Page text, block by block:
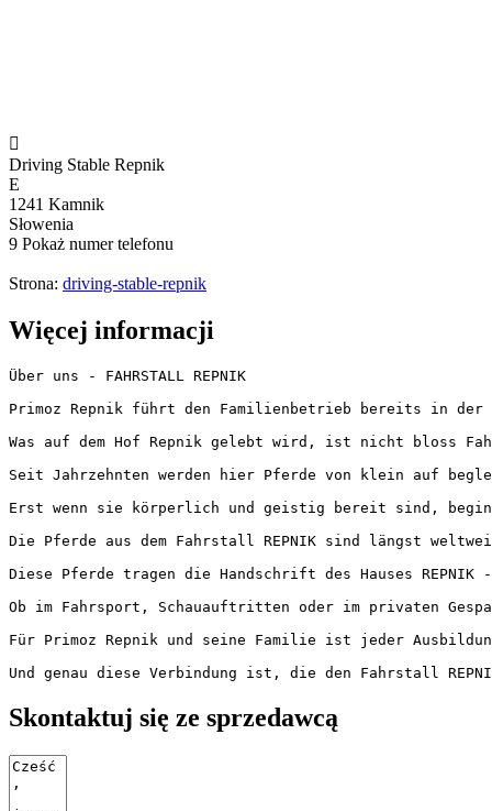

Driving Stable Repnik
E
1241 Kamnik
Słowenia
9 Pokaż numer telefonu
Strona: driving-stable-repnik
Więcej informacji
Über uns - FAHRSTALL REPNIK
Primoz Repnik führt den Familienbetrieb bereits in
Was auf dem Hof Repnik gelebt wird, ist nicht bloss
Seit Jahrzehnten werden hier Pferde von klein auf
Erst wenn sie körperlich und geistig bereit sind,
Die Pferde aus dem Fahrstall REPNIK sind längst
Diese Pferde tragen die Handschrift des Hauses
Ob im Fahrsport, Schauauftritten oder im privaten
Für Primoz Repnik und seine Familie ist jeder
Und genau diese Verbindung ist, die den Fahrstall
Skontaktuj się ze sprzedawcą